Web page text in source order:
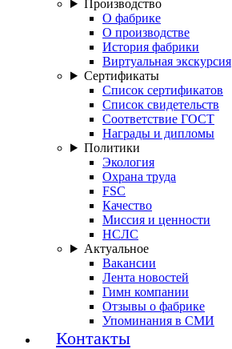
Производство
О фабрике
О производстве
История фабрики
Виртуальная экскурсия
Сертификаты
Список сертификатов
Список свидетельств
Соответствие ГОСТ
Награды и дипломы
Политики
Экология
Охрана труда
FSC
Качество
Миссия и ценности
НСЛС
Актуальное
Вакансии
Лента новостей
Гимн компании
Отзывы о фабрике
Упоминания в СМИ
Контакты